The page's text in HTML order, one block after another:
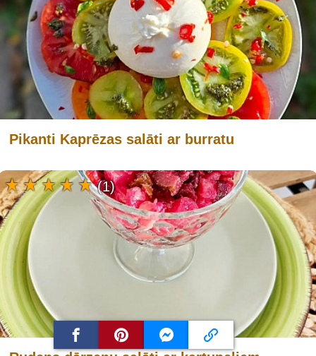
Pikanti Kaprēzas salāti ar burratu
(1)